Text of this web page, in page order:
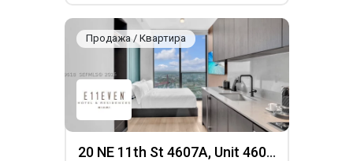
Продажа / Квартира
20 NE 11th St 4607A, Unit 4607A